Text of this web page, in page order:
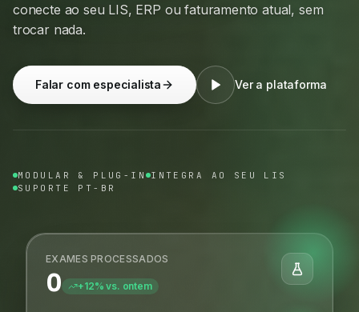
conecte ao seu LIS, ERP ou faturamento atual, sem
trocar nada.
Falar com especialista Ver a plataforma
MODULAR & PLUG-IN INTEGRA AO SEU LIS
SUPORTE PT-BR
EXAMES PROCESSADOS
0 +12% vs. ontem